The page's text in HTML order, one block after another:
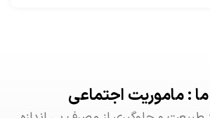
ما : ماموریت اجتماعی